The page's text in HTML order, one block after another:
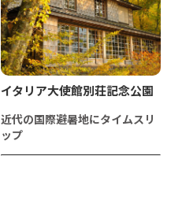
イタリア大使館別荘記念公園
近代の国際避暑地にタイムスリ
ップ